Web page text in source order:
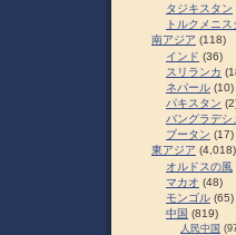
タジキスタン
トルクメニス
南アジア (118)
インド (36)
スリランカ
ネパール (10)
パキスタン
バングラデシ
ブータン (17)
東アジア (4,018)
オルドスの風
マカオ (48)
モンゴル (65)
中国 (819)
人民中国